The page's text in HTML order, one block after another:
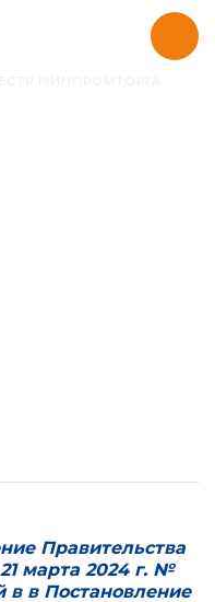
Правительства
марта 2024 г. №
в в Постановление